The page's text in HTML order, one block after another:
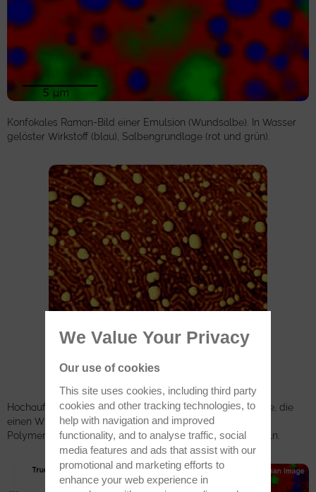
Konfokales Raman-Bild einer Emulsion (Wundsalbe). In Wasser
gelöster Wirkstoff (blau), Salbengrundlage (rot und grün).
Hochauflösendes AFM-Phasenbild einer Stent-Oberfläche, die
einen Wirkstoff freisetzt. Man erkennt die Struktur des
Polymersubstrats mit den eingebetteten Wirkstoffpartikeln.
We Value Your Privacy
Our use of cookies
This site uses cookies, including third party
cookies and other tracking technologies, to
help with navigation and improved
functionality, and to analyse traffic, social
media features and ads that assist with our
promotional and marketing efforts to
enhance your web experience in